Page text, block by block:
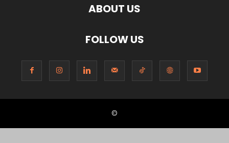
ABOUT US
FOLLOW US
©